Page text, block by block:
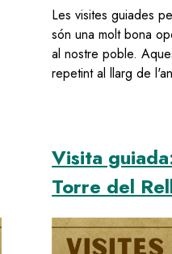
Les visites guiades
són una molt bona
al nostre poble.
repetint al llarg de
Visita
Torre del
Image